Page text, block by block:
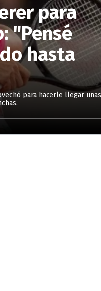
para
"Pensé
hasta
para hacerle llegar unas